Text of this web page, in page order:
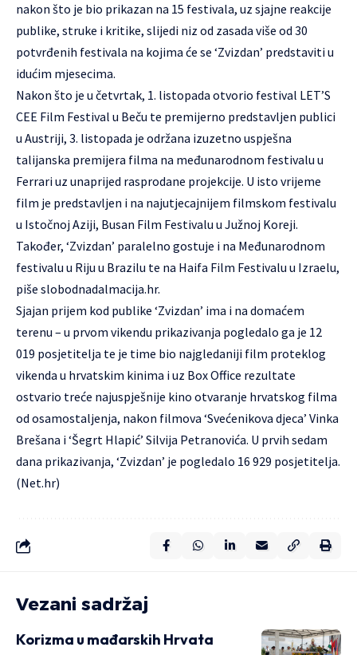
nakon što je bio prikazan na 15 festivala, uz sjajne reakcije
publike, struke i kritike, slijedi niz od zasada više od 30
potvrđenih festivala na kojima će se ‘Zvizdan’ predstaviti u
idućim mjesecima.
Nakon što je u četvrtak, 1. listopada otvorio festival LET’S
CEE Film Festival u Beču te premijerno predstavljen publici
u Austriji, 3. listopada je održana izuzetno uspješna
talijanska premijera filma na međunarodnom festivalu u
Ferrari uz unaprijed rasprodane projekcije. U isto vrijeme
film je predstavljen i na najutjecajnijem filmskom festivalu
u Istočnoj Aziji, Busan Film Festivalu u Južnoj Koreji.
Također, ‘Zvizdan’ paralelno gostuje i na Međunarodnom
festivalu u Riju u Brazilu te na Haifa Film Festivalu u Izraelu,
piše slobodnadalmacija.hr.
Sjajan prijem kod publike ‘Zvizdan’ ima i na domaćem
terenu – u prvom vikendu prikazivanja pogledalo ga je 12
019 posjetitelja te je time bio najgledaniji film proteklog
vikenda u hrvatskim kinima i uz Box Office rezultate
ostvario treće najuspješnije kino otvaranje hrvatskog filma
od osamostaljenja, nakon filmova ‘Svećenikova djeca’ Vinka
Brešana i ‘Šegrt Hlapić’ Silvija Petranovića. U prvih sedam
dana prikazivanja, ‘Zvizdan’ je pogledalo 16 929 posjetitelja.
(Net.hr)
Vezani sadržaj
Korizma u mađarskih Hrvata